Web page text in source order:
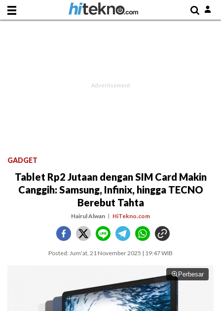
GADGET
Tablet Rp2 Jutaan dengan SIM Card Makin
Canggih: Samsung, Infinix, hingga TECNO
Berebut Tahta
Hairul Alwan HiTekno.com
Posted: Jum'at, 21 November 2025 | 19:47 WIB
Perbesar